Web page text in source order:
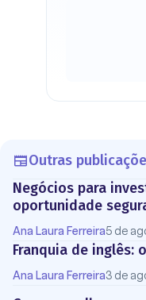
Outras
Negócios para
oportunidade
Ana Laura Ferreira5 de
Franquia de inglês:
Ana Laura Ferreira3 de